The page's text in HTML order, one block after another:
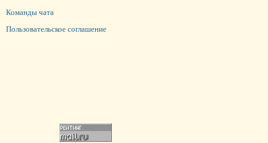
Команды чата
Пользовательское соглашение